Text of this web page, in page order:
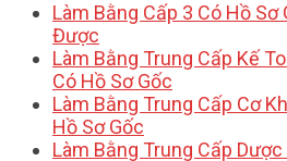
Làm Bằng Cấp 3 Có Hồ Sơ
Được
Làm Bằng Trung Cấp Kế
Có Hồ Sơ Gốc
Làm Bằng Trung Cấp Cơ
Hồ Sơ Gốc
Làm Bằng Trung Cấp